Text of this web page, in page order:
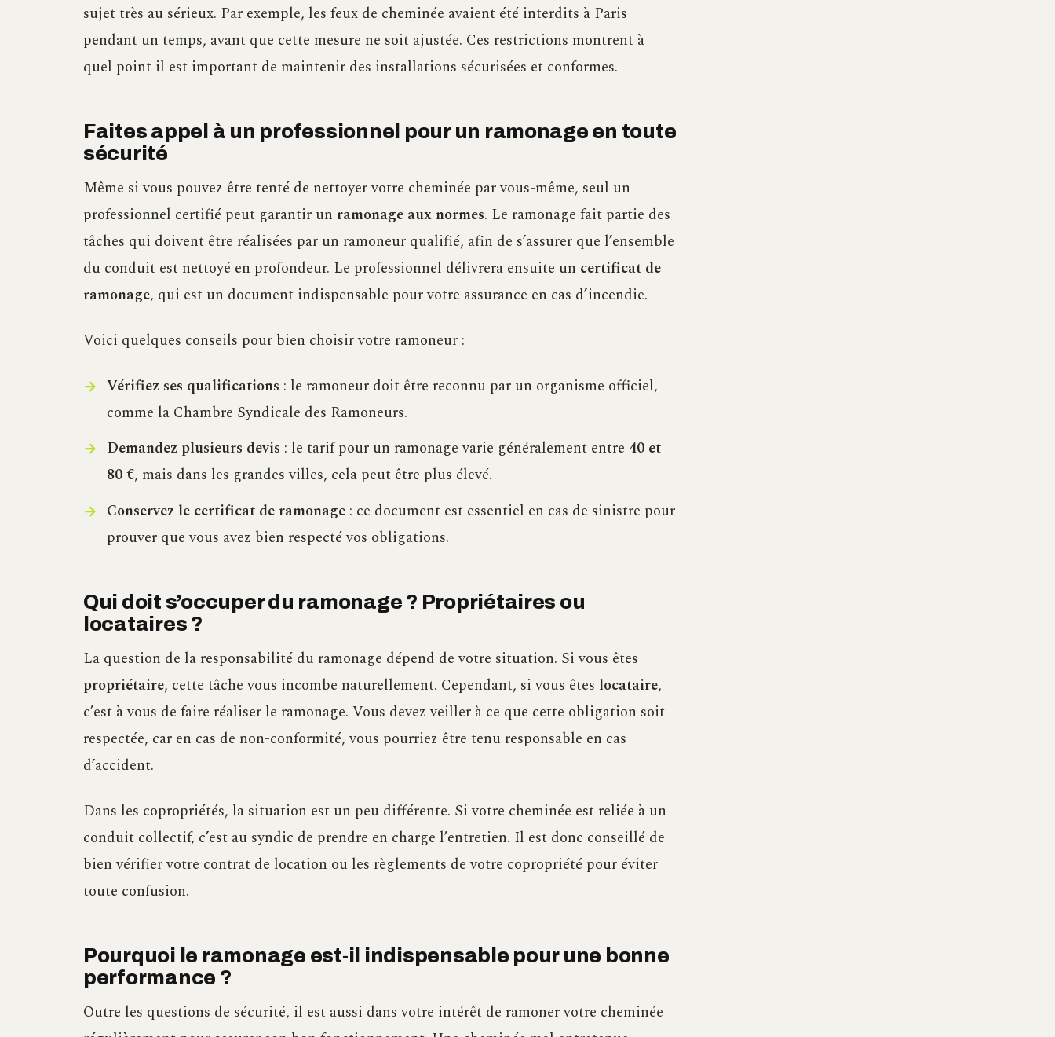
sujet très au sérieux. Par exemple, les feux de cheminée avaient été interdits à Paris
pendant un temps, avant que cette mesure ne soit ajustée. Ces restrictions montrent à
quel point il est important de maintenir des installations sécurisées et conformes.
Faites appel à un professionnel pour un ramonage en toute
sécurité
Même si vous pouvez être tenté de nettoyer votre cheminée par vous-même, seul un
professionnel certifié peut garantir un ramonage aux normes. Le ramonage fait partie des
tâches qui doivent être réalisées par un ramoneur qualifié, afin de s’assurer que l’ensemble
du conduit est nettoyé en profondeur. Le professionnel délivrera ensuite un certificat de
ramonage, qui est un document indispensable pour votre assurance en cas d’incendie.
Voici quelques conseils pour bien choisir votre ramoneur :
Vérifiez ses qualifications : le ramoneur doit être reconnu par un organisme officiel,
comme la Chambre Syndicale des Ramoneurs.
Demandez plusieurs devis : le tarif pour un ramonage varie généralement entre 40 et
80 €, mais dans les grandes villes, cela peut être plus élevé.
Conservez le certificat de ramonage: ce document est essentiel en cas de sinistre pour
prouver que vous avez bien respecté vos obligations.
Qui doit s’occuper du ramonage ? Propriétaires ou
locataires ?
La question de la responsabilité du ramonage dépend de votre situation. Si vous êtes
propriétaire, cette tâche vous incombe naturellement. Cependant, si vous êtes locataire,
c’est à vous de faire réaliser le ramonage. Vous devez veiller à ce que cette obligation soit
respectée, car en cas de non-conformité, vous pourriez être tenu responsable en cas
d’accident.
Dans les copropriétés, la situation est un peu différente. Si votre cheminée est reliée à un
conduit collectif, c’est au syndic de prendre en charge l’entretien. Il est donc conseillé de
bien vérifier votre contrat de location ou les règlements de votre copropriété pour éviter
toute confusion.
Pourquoi le ramonage est-il indispensable pour une bonne
performance ?
Outre les questions de sécurité, il est aussi dans votre intérêt de ramoner votre cheminée